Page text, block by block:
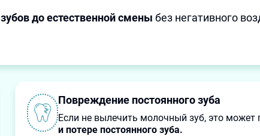
до естественной смены без негативного
Повреждение постоянного зуба
Если не вылечить молочный зуб, это может
и потере постоянного зуба.